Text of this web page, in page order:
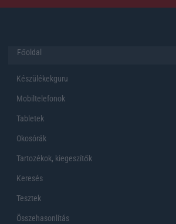
Főoldal
Készülékekguru
Mobiltelefonok
Tabletek
Okosórák
Tartozékok, kiegeszítők
Keresés
Tesztek
Összehasonlítás